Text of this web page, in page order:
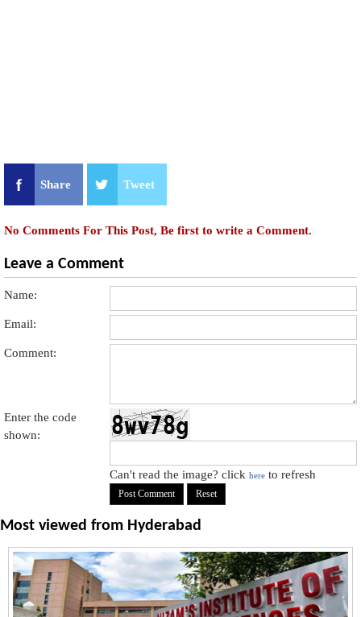
Share Tweet
No Comments For This Post, Be first to write a Comment.
Leave a Comment
Name:
Email:
Comment:
Enter the code
shown:
Can't read the image? clickhere to refresh
Most viewed from Hyderabad